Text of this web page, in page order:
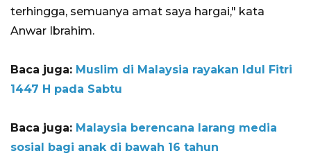
terhingga, semuanya amat saya hargai," kata
Anwar Ibrahim.
Baca juga: Muslim di Malaysia rayakan Idul Fitri
1447 H pada Sabtu
Baca juga: Malaysia berencana larang media
sosial bagi anak di bawah 16 tahun